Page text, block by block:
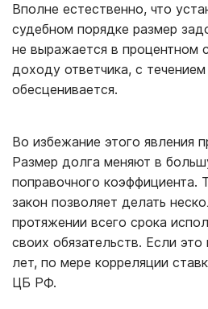
Вполне естественно, что
судебном порядке размер
не выражается в процентном
доходу ответчика, с
обесценивается.
Во избежание этого явления
Размер долга меняют в
поправочного коэффициента.
закон позволяет делать
протяжении всего срока
своих обязательств. Если
лет, по мере корреляции
ЦБ РФ.